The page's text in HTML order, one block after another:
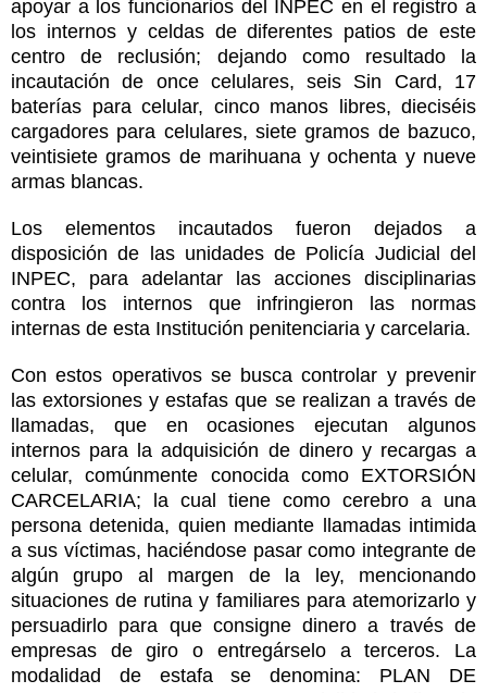
apoyar a los funcionarios del INPEC en el registro a
los internos y celdas de diferentes patios de este
centro de reclusión; dejando como resultado la
incautación de once celulares, seis Sin Card, 17
baterías para celular, cinco manos libres, dieciséis
cargadores para celulares, siete gramos de bazuco,
veintisiete gramos de marihuana y ochenta y nueve
armas blancas.
Los elementos incautados fueron dejados a
disposición de las unidades de Policía Judicial del
INPEC, para adelantar las acciones disciplinarias
contra los internos que infringieron las normas
internas de esta Institución penitenciaria y carcelaria.
Con estos operativos se busca controlar y prevenir
las extorsiones y estafas que se realizan a través de
llamadas, que en ocasiones ejecutan algunos
internos para la adquisición de dinero y recargas a
celular, comúnmente conocida como EXTORSIÓN
CARCELARIA; la cual tiene como cerebro a una
persona detenida, quien mediante llamadas intimida
a sus víctimas, haciéndose pasar como integrante de
algún grupo al margen de la ley, mencionando
situaciones de rutina y familiares para atemorizarlo y
persuadirlo para que consigne dinero a través de
empresas de giro o entregárselo a terceros. La
modalidad de estafa se denomina: PLAN DE